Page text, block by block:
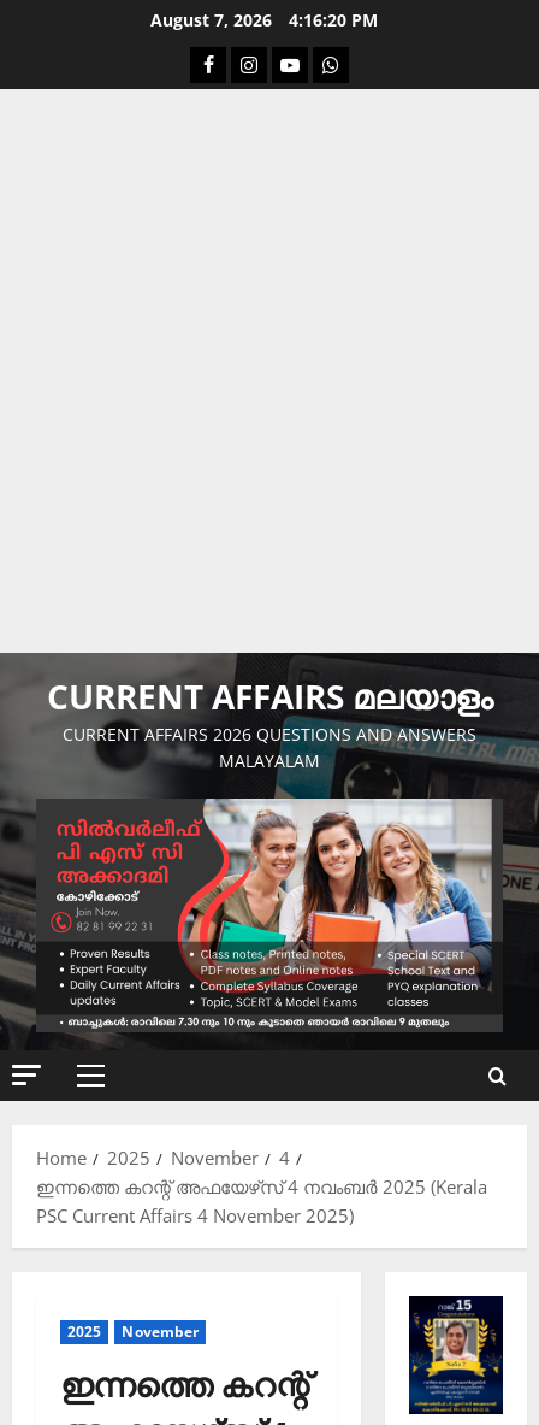
August 7, 2026 4:16:21 PM
Facebook
Instagram
YoutubeWhatsapp
CURRENT AFFAIRS മലയാളം
CURRENT AFFAIRS 2026 QUESTIONS AND ANSWERS
MALAYALAM
Primary
Home
2025 November
4
ഇന്നത്തെ കറന്റ് അഫയേഴ്‌സ് 4 നവംബർ 2025 (Kerala
PSC Current Affairs 4 November 2025)
2025 November
ഇന്നത്തെ കറന്റ്